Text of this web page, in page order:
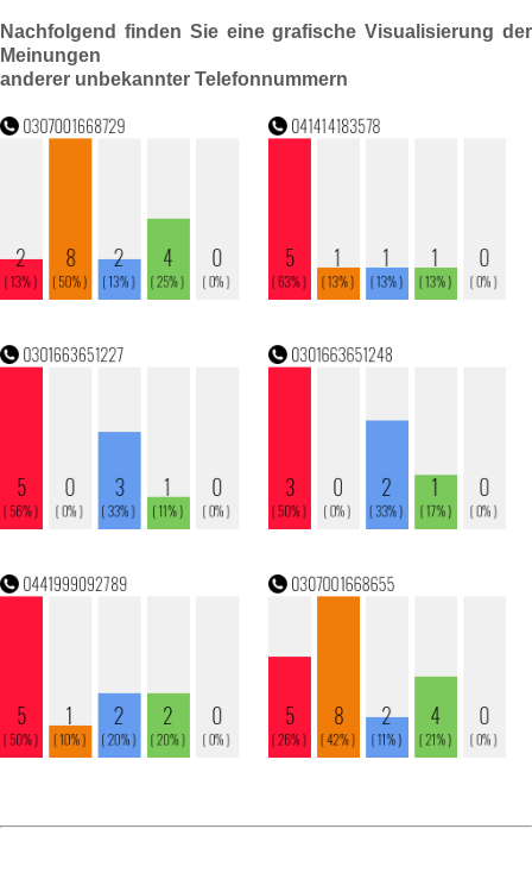
Nachfolgend finden Sie eine grafische Visualisierung der
Meinungen
anderer unbekannter Telefonnummern